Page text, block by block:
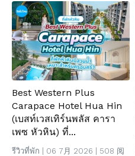
Best Western Plus
Carapace Hotel Hua Hin
(เบสท์เวสเทิร์นพลัส คารา
เพซ หัวหิน) ที่...
รีวิวที่พัก | 06 7月 2026 | 508 阅